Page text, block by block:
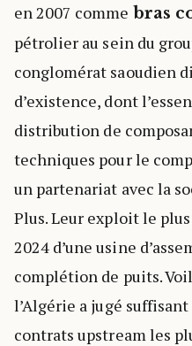
en 2007 comme bras
pétrolier au sein du
conglomérat saoudien
d’existence, dont
distribution de
techniques pour le
un partenariat avec la
Plus. Leur exploit le
2024 d’une usine
complétion de puits.
l’Algérie a jugé
contrats upstream les